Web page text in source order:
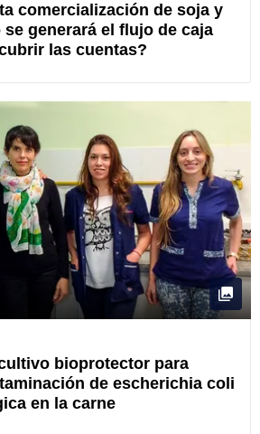
comercialización de soja y
generará el flujo de caja
las cuentas?
bioprotector para
de escherichia coli
en la carne